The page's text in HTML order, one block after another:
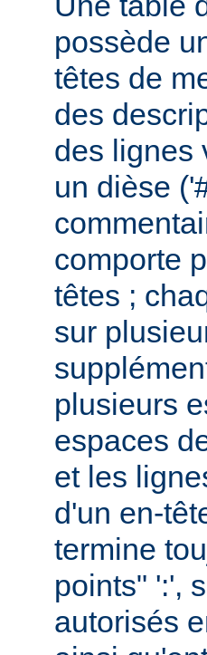
possède
têtes de
des
des lignes
un dièse
comporte
têtes ;
sur
plusieurs
espaces
et les
d'un en-
termine
points" ':',
autorisés